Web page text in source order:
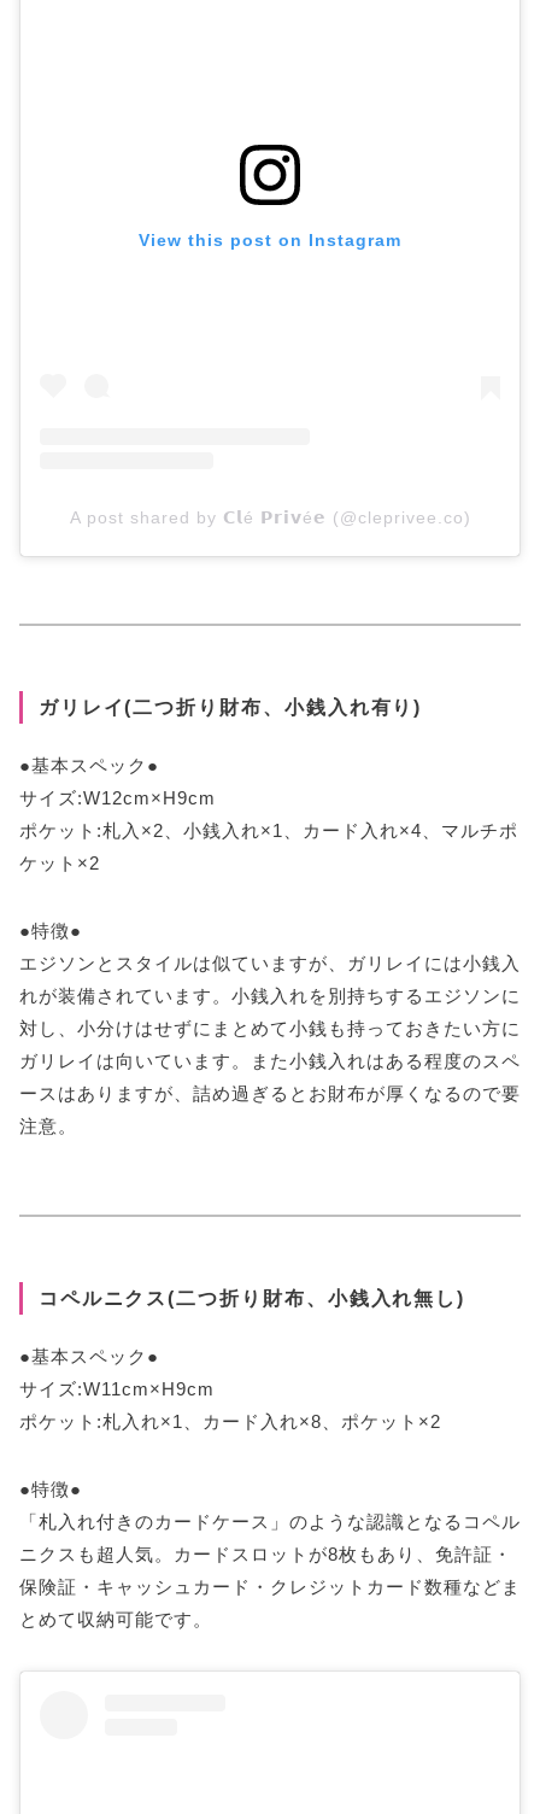
View this post on Instagram
A post shared by 𝗖𝗹é 𝗣𝗿𝗶𝘃é𝗲 (@cleprivee.co)
ガリレイ(二つ折り財布、小銭入れ有り)
●基本スペック●
サイズ:W12cm×H9cm
ポケット:札入×2、小銭入れ×1、カード入れ×4、マルチポ
ケット×2
●特徴●
エジソンとスタイルは似ていますが、ガリレイには小銭入
れが装備されています。小銭入れを別持ちするエジソンに
対し、小分けはせずにまとめて小銭も持っておきたい方に
ガリレイは向いています。また小銭入れはある程度のスペ
ースはありますが、詰め過ぎるとお財布が厚くなるので要
注意。
コペルニクス(二つ折り財布、小銭入れ無し)
●基本スペック●
サイズ:W11cm×H9cm
ポケット:札入れ×1、カード入れ×8、ポケット×2
●特徴●
「札入れ付きのカードケース」のような認識となるコペル
ニクスも超人気。カードスロットが8枚もあり、免許証・
保険証・キャッシュカード・クレジットカード数種などま
とめて収納可能です。